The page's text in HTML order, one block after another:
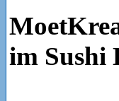
im Sushi